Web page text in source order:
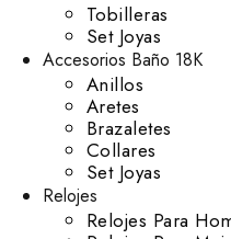
Tobilleras
Set Joyas
Accesorios Baño 18K
Anillos
Aretes
Brazaletes
Collares
Set Joyas
Relojes
Relojes Para